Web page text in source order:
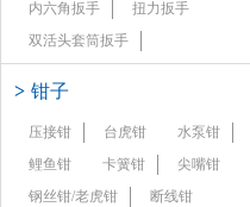
内六角扳手
扭力扳手
双活头套筒扳手
> 钳子
压接钳 台虎钳
水泵钳
鲤鱼钳
卡簧钳
尖嘴钳
钢丝钳/老虎钳
断线钳